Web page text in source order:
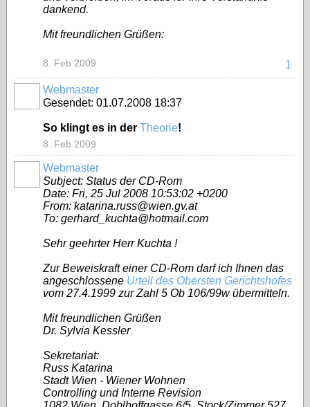
dankend.
Mit freundlichen Grüßen:
1
8. Feb 2009
Webmaster
Gesendet: 01.07.2008 18:37
So klingt es in der Theorie!
8. Feb 2009
Webmaster
Subject: Status der CD-Rom
Date: Fri, 25 Jul 2008 10:53:02 +0200
From: katarina.russ@wien.gv.at
To: gerhard_kuchta@hotmail.com
Sehr geehrter Herr Kuchta !
Zur Beweiskraft einer CD-Rom darf ich Ihnen das
angeschlossene Urteil des Obersten Gerichtshofes
vom 27.4.1999 zur Zahl 5 Ob 106/99w übermitteln.
Mit freundlichen Grüßen
Dr. Sylvia Kessler
Sekretariat:
Russ Katarina
Stadt Wien - Wiener Wohnen
Controlling und Interne Revision